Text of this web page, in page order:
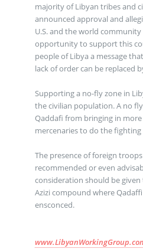
majority of Libyan tribes and
announced approval and
U.S. and the world
opportunity to support this
people of Libya a message
lack of order can be replaced
Supporting a no-fly zone in
the civilian population. A no
Qaddafi from bringing in
mercenaries to do the
The presence of foreign
recommended or even
consideration should be
Azizi compound where
ensconced.